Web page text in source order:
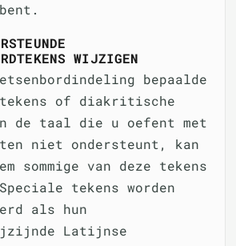
WIJZIGEN
bepaalde
of diakritische
de taal die u oefent met
niet ondersteunt, kan
sommige van deze tekens
tekens worden
als hun
Latijnse